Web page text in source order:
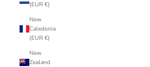
(EUR €)
New
Caledonia
(EUR €)
New
Zealand